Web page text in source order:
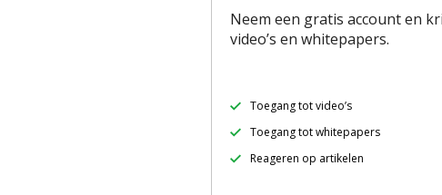
Neem een gratis account en
video’s en whitepapers.
Toegang tot video’s
Toegang tot whitepapers
Reageren op artikelen